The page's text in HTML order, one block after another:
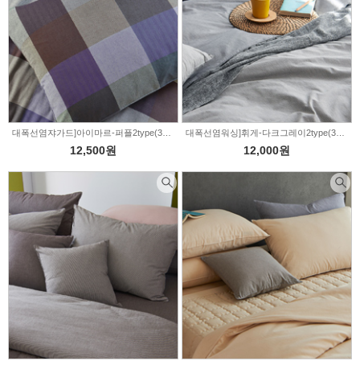
12,500원 12,000원